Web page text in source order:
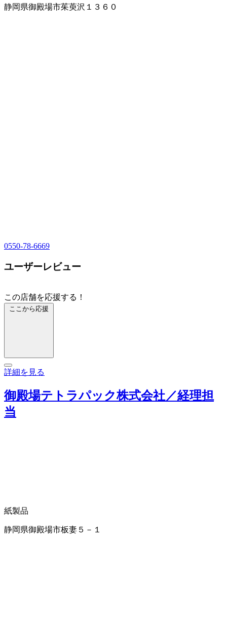
静岡県御殿場市茱萸沢１３６０
0550-78-6669
ユーザーレビュー
この店舗を応援する！
ここから応援
詳細を見る
御殿場テトラパック株式会社／経理担
当
紙製品
静岡県御殿場市板妻５－１